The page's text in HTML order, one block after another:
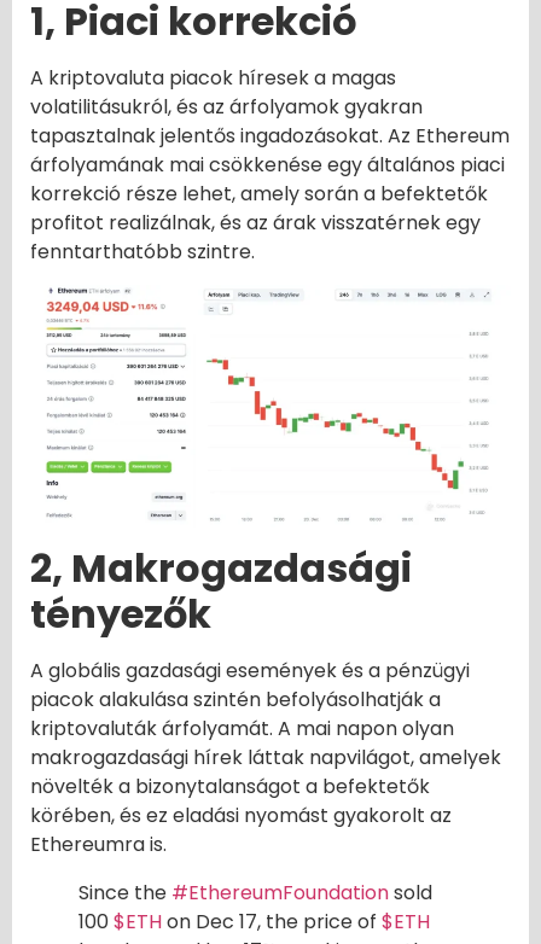
1, Piaci korrekció
A kriptovaluta piacok híresek a magas
volatilitásukról, és az árfolyamok gyakran
tapasztalnak jelentős ingadozásokat. Az Ethereum
árfolyamának mai csökkenése egy általános piaci
korrekció része lehet, amely során a befektetők
profitot realizálnak, és az árak visszatérnek egy
fenntarthatóbb szintre.
2, Makrogazdasági
tényezők
A globális gazdasági események és a pénzügyi
piacok alakulása szintén befolyásolhatják a
kriptovaluták árfolyamát. A mai napon olyan
makrogazdasági hírek láttak napvilágot, amelyek
növelték a bizonytalanságot a befektetők
körében, és ez eladási nyomást gyakorolt az
Ethereumra is.
Since the #EthereumFoundationsold
100$ETHon Dec 17, the price of $ETH